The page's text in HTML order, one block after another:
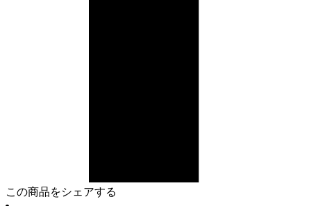
この商品をシェアする